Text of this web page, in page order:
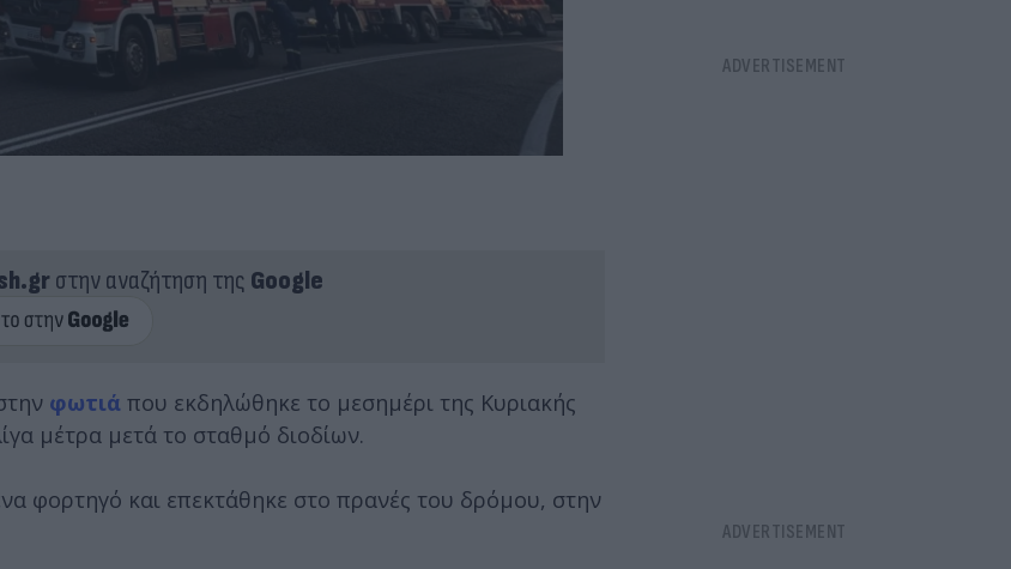
στην αναζήτηση της Google
φωτιά που εκδηλώθηκε το μεσημέρι της Κυριακής
μέτρα μετά το σταθμό διοδίων.
φορτηγό και επεκτάθηκε στο πρανές του δρόμου, στην